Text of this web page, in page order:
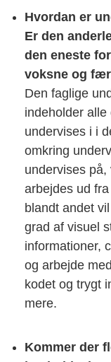
Hvordan er
Er den
den eneste
voksne og
Den faglige
indeholder
undervises i i
omkring
undervises
arbejdes ud
blandt andet
grad af visuel
informationer,
og arbejde
kodet og trygt
mere.
Kommer der